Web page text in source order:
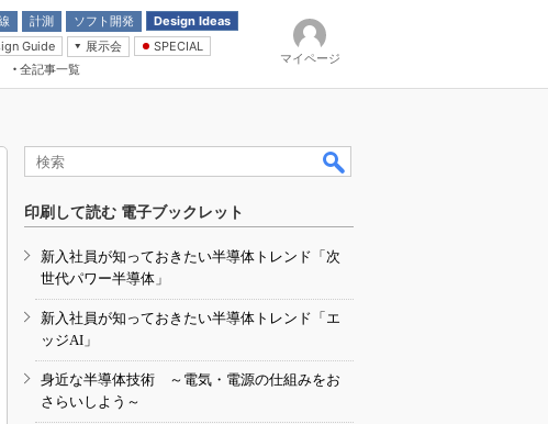
計測 ソフト開発
Design Ideas
回路Guide
展示会
ィング展
SPECIAL
全記事一覧
マイページ
印刷して読む 電子ブックレット
新入社員が知っておきたい半導体トレンド「次
世代パワー半導体」
新入社員が知っておきたい半導体トレンド「エ
ッジAI」
身近な半導体技術 ～電気・電源の仕組みをお
さらいしよう～